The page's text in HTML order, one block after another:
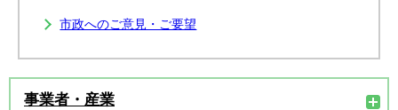
市政へのご意見・ご要望
事業者・産業